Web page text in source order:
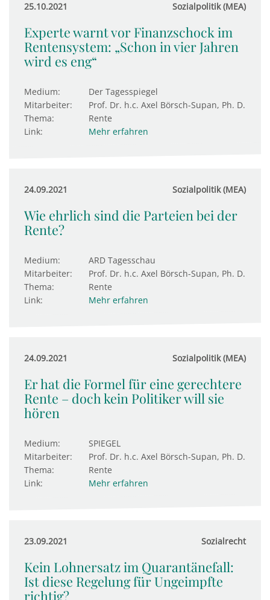
25.10.2021 Sozialpolitik (MEA)
Experte warnt vor Finanzschock im
Rentensystem: „Schon in vier Jahren
wird es eng“
Medium:
Der Tagesspiegel
Mitarbeiter:
Prof. Dr. h.c. Axel Börsch-Supan, Ph. D.
Thema:
Rente
Link:
Mehr erfahren
24.09.2021 Sozialpolitik (MEA)
Wie ehrlich sind die Parteien bei der
Rente?
Medium:
ARD Tagesschau
Mitarbeiter:
Prof. Dr. h.c. Axel Börsch-Supan, Ph. D.
Thema:
Rente
Link:
Mehr erfahren
24.09.2021 Sozialpolitik (MEA)
Er hat die Formel für eine gerechtere
Rente – doch kein Politiker will sie
hören
Medium:
SPIEGEL
Mitarbeiter:
Prof. Dr. h.c. Axel Börsch-Supan, Ph. D.
Thema:
Rente
Link:
Mehr erfahren
23.09.2021 Sozialrecht
Kein Lohnersatz im Quarantänefall:
Ist diese Regelung für Ungeimpfte
richtig?